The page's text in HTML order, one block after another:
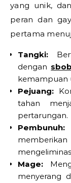
yang unik,
peran dan
pertama
Tangki:
dengan
kemampuan
Pejuang:
tahan
pertarungan.
Pembunuh:
Mage:
menyerang